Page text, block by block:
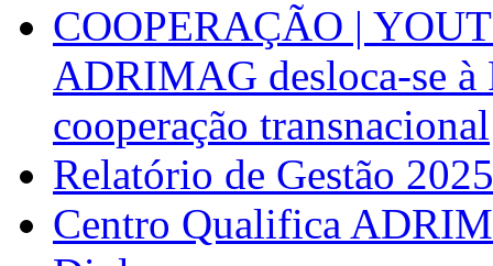
COOPERAÇÃO |
ADRIMAG desloca-se
cooperação transnacional
Relatório de Gestão 2025
Centro Qualifica